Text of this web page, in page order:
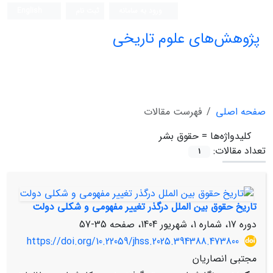
پژوهش‌های علوم تاریخی
صفحه اصلی
فهرست مقالات
کلیدواژه‌ها = حقوق بشر
تعداد مقالات:
1
تاریخ حقوق بین الملل درگذر تغییر مفهومی و شکلی دولت
دوره 17، شماره 1، شهریور 1404، صفحه
35-57
https://doi.org/10.22059/jhss.2025.394388.473800
مجتبی انصاریان